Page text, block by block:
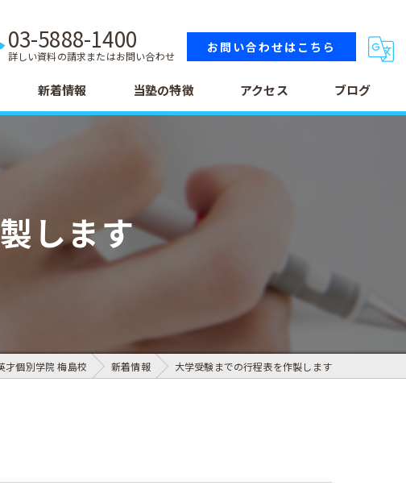
03-5888-1400
詳しい資料の請求またはお問い合わせ
お問い合わせはこちら
新着情報 当塾の特徴
高校生
テスト
アクセス ブログ
します
才個別学院 梅島校 新着情報 大学受験までの行程表を作製します